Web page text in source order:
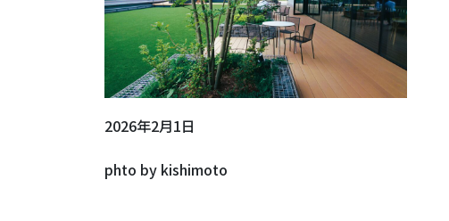
2026年2月1日
phto by kishimoto